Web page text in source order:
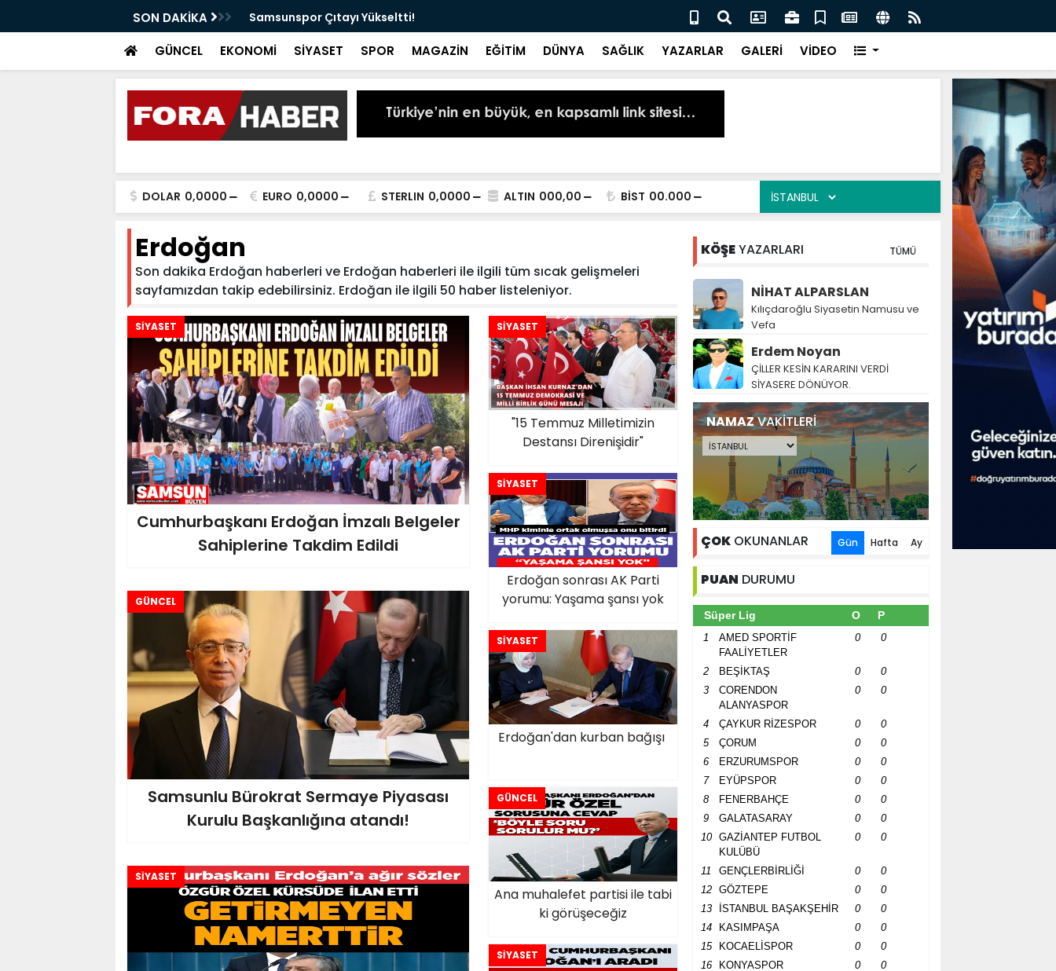
SON DAKİKA
Bir Tekkeköy İçin Çalışıyoruz" Samsunspor Çıtayı Yükseltti! Başkan Kurnaz: İlkadım’da Gönüllere Dokunuyoruz
GÜNCEL EKONOMİ SİYASET SPOR MAGAZİN EĞİTİM DÜNYA SAĞLIK YAZARLAR GALERİ VİDEO
DOLAR 0,0000 EURO 0,0000 STERLIN 0,0000 ALTIN 000,00 BİST 00.000
Erdoğan
Son dakika Erdoğan haberleri ve Erdoğan haberleri ile ilgili tüm sıcak gelişmeleri
sayfamızdan takip edebilirsiniz. Erdoğan ile ilgili 50 haber listeleniyor.
SİYASET
Cumhurbaşkanı Erdoğan İmzalı Belgeler
Sahiplerine Takdim Edildi
SİYASET
"15 Temmuz Milletimizin
Destansı Direnişidir"
SİYASET
Erdoğan sonrası AK Parti
yorumu: Yaşama şansı yok
GÜNCEL
Samsunlu Bürokrat Sermaye Piyasası
Kurulu Başkanlığına atandı!
SİYASET
Erdoğan'dan kurban bağışı
GÜNCEL
Ana muhalefet partisi ile tabi
ki görüşeceğiz
SİYASET
SİYASET
KÖŞEYAZARLARI TÜMÜ
NİHAT ALPARSLAN
Kılıçdaroğlu Siyasetin Namusu ve
Vefa
Erdem Noyan
ÇİLLER KESİN KARARINI VERDİ
SİYASERE DÖNÜYOR.
NAMAZVAKİTLERİ
ÇOK OKUNANLAR Gün Hafta Ay
PUAN DURUMU
Süper Lig O P
1
AMED SPORTİF
FAALİYETLER
0 0
2 BEŞİKTAŞ 0
0
3
CORENDON
ALANYASPOR
0 0
4 ÇAYKUR RİZESPOR 0
0
5
ÇORUM 0
0
6
ERZURUMSPOR 0
0
7
EYÜPSPOR 0
0
8
FENERBAHÇE 0
0
9
GALATASARAY 0
0
10
GAZİANTEP FUTBOL
KULÜBÜ
0 0
11 GENÇLERBİRLİĞİ 0
0
12
GÖZTEPE 0
0
13
İSTANBUL BAŞAKŞEHİR 0
0
14
KASIMPAŞA 0
0
15
KOCAELİSPOR 0
0
16
KONYASPOR 0
0